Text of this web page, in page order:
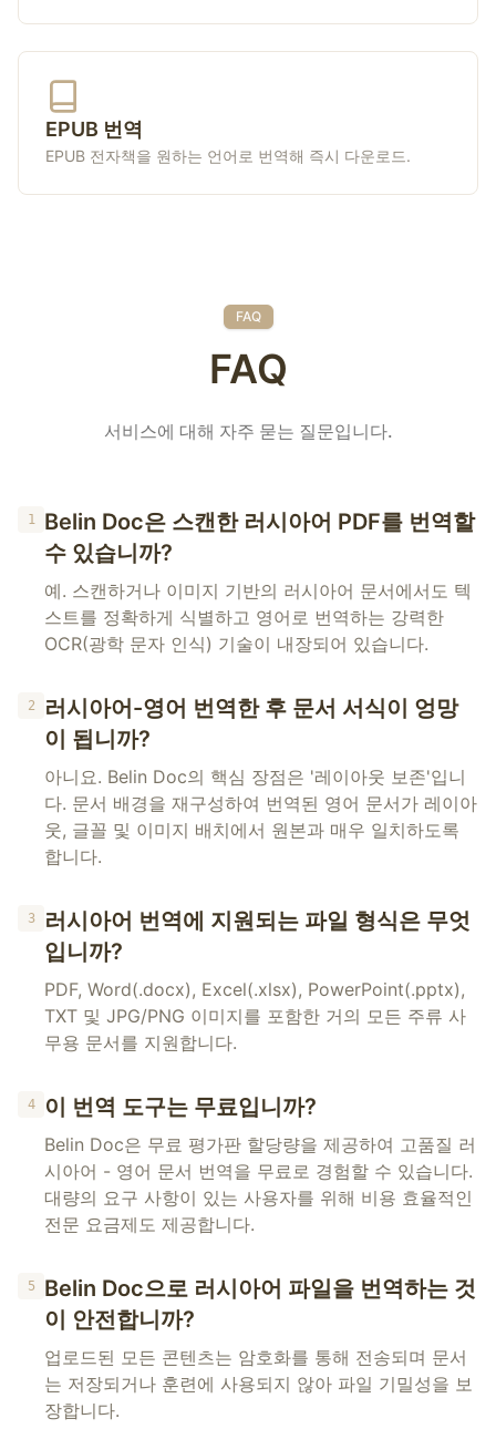
EPUB 번역
EPUB 전자책을 원하는 언어로 번역해 즉시 다운로드.
FAQ
FAQ
서비스에 대해 자주 묻는 질문입니다.
1
Belin Doc은 스캔한 러시아어 PDF를 번역할
수 있습니까?
예. 스캔하거나 이미지 기반의 러시아어 문서에서도 텍
스트를 정확하게 식별하고 영어로 번역하는 강력한
OCR(광학 문자 인식) 기술이 내장되어 있습니다.
2
러시아어-영어 번역한 후 문서 서식이 엉망
이 됩니까?
아니요. Belin Doc의 핵심 장점은 '레이아웃 보존'입니
다. 문서 배경을 재구성하여 번역된 영어 문서가 레이아
웃, 글꼴 및 이미지 배치에서 원본과 매우 일치하도록
합니다.
3
러시아어 번역에 지원되는 파일 형식은 무엇
입니까?
PDF, Word(.docx), Excel(.xlsx), PowerPoint(.pptx),
TXT 및 JPG/PNG 이미지를 포함한 거의 모든 주류 사
무용 문서를 지원합니다.
4 이 번역 도구는 무료입니까?
Belin Doc은 무료 평가판 할당량을 제공하여 고품질 러
시아어 - 영어 문서 번역을 무료로 경험할 수 있습니다.
대량의 요구 사항이 있는 사용자를 위해 비용 효율적인
전문 요금제도 제공합니다.
5
Belin Doc으로 러시아어 파일을 번역하는 것
이 안전합니까?
업로드된 모든 콘텐츠는 암호화를 통해 전송되며 문서
는 저장되거나 훈련에 사용되지 않아 파일 기밀성을 보
장합니다.